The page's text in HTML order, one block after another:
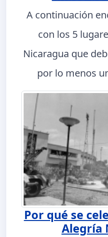
A continuación
con los 5
Nicaragua que
por lo menos
Por qué se
Alegría